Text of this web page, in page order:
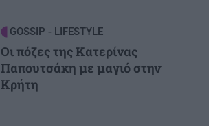
GOSSIP - LIFESTYLE
Οι πόζες της Κατερίνας
Παπουτσάκη με μαγιό στην
Κρήτη